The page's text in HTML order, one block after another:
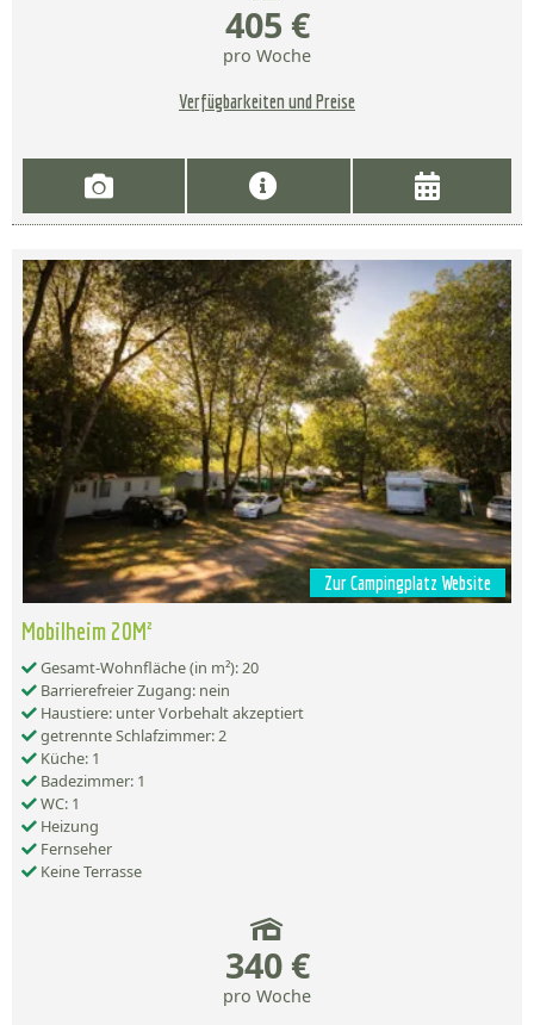
405 €
pro Woche
Verfügbarkeiten und Preise
Zur Campingplatz Website
Mobilheim 20M²
Gesamt-Wohnfläche (in m²): 20
Barrierefreier Zugang: nein
Haustiere: unter Vorbehalt akzeptiert
getrennte Schlafzimmer: 2
Küche: 1
Badezimmer: 1
WC: 1
Heizung
Fernseher
Keine Terrasse
340 €
pro Woche